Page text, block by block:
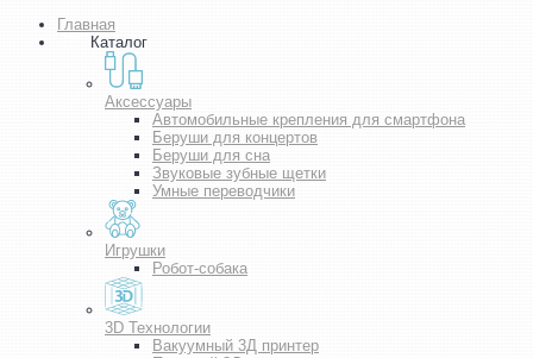
Главная
Каталог
Аксессуары
Автомобильные крепления для смартфона
Беруши для концертов
Беруши для сна
Звуковые зубные щетки
Умные переводчики
Игрушки
Робот-собака
3D Технологии
Вакуумный 3Д принтер